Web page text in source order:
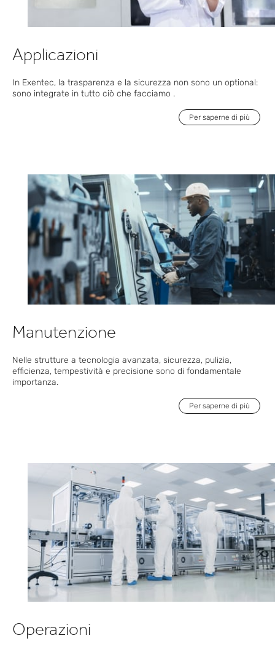
Applicazioni
In Exentec, la trasparenza e la sicurezza non sono un optional:
sono integrate in tutto ciò che facciamo .
Per saperne di più
Manutenzione
Nelle strutture a tecnologia avanzata, sicurezza, pulizia,
efficienza, tempestività e precisione sono di fondamentale
importanza.
Per saperne di più
Operazioni